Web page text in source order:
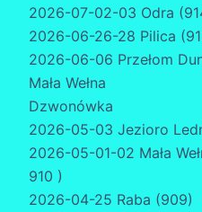
2026-07-02-03 Odra
2026-06-26-28 Pilica
2026-06-06 Przełom
Mała Wełna
Dzwonówka
2026-05-03 Jezioro
2026-05-01-02 Mała
910 )
2026-04-25 Raba (909)